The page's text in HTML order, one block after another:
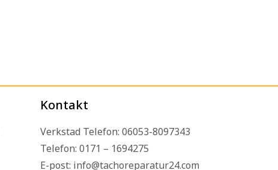
Kontakt
Verkstad Telefon: 06053-8097343
Telefon: 0171 – 1694275
E-post: info@tachoreparatur24.com